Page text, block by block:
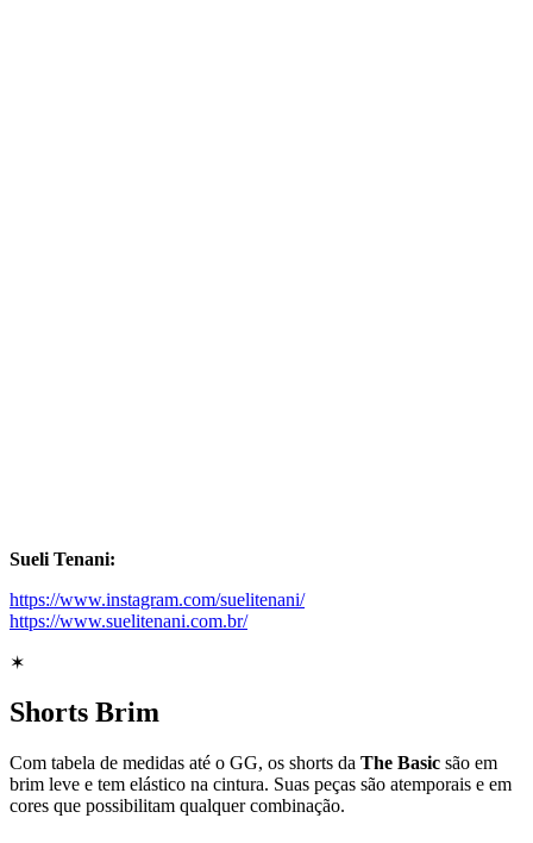
Sueli Tenani:
https://www.instagram.com/suelitenani/
https://www.suelitenani.com.br/
✶
Shorts Brim
Com tabela de medidas até o GG, os shorts da The Basic são em
brim leve e tem elástico na cintura. Suas peças são atemporais e em
cores que possibilitam qualquer combinação.